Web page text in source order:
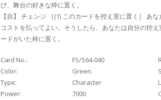
び、舞台の好きな枠に置く。
【自】 チェンジ ［(1) このカードを控え室に置く］ あ
コストを払ってよい。そうしたら、あなたは自分の控
ードがいた枠に置く。
Card No.: FS/S64-040
Color:
Green
Type:
Character
Power:
7000